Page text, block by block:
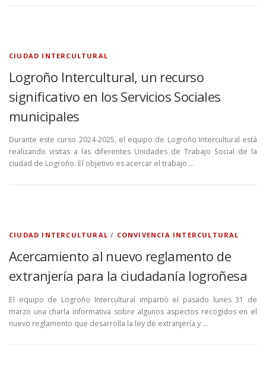
CIUDAD INTERCULTURAL
Logroño Intercultural, un recurso
significativo en los Servicios Sociales
municipales
Durante este curso 2024-2025, el equipo de Logroño Intercultural está
realizando visitas a las diferentes Unidades de Trabajo Social de la
ciudad de Logroño. El objetivo es acercar el trabajo …
CIUDAD INTERCULTURAL / CONVIVENCIA INTERCULTURAL
Acercamiento al nuevo reglamento de
extranjería para la ciudadanía logroñesa
El equipo de Logroño Intercultural impartió el pasado lunes 31 de
marzo una charla informativa sobre algunos aspectos recogidos en el
nuevo reglamento que desarrolla la ley de extranjería y …